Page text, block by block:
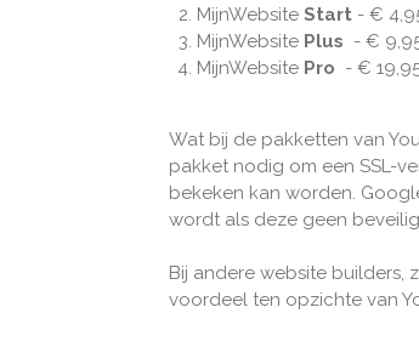
MijnWebsite Start- €
MijnWebsite Plus - €
MijnWebsite Pro - €
Wat bij de pakketten van
pakket nodig om een SSL-
bekeken kan worden.
wordt als deze geen
Bij andere website builders,
voordeel ten opzichte van